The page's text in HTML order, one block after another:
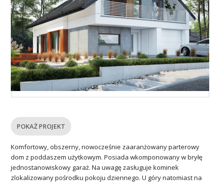
POKAŻ PROJEKT
Komfortowy, obszerny, nowocześnie zaaranżowany parterowy
dom z poddaszem użytkowym. Posiada wkomponowany w bryłę
jednostanowiskowy garaż. Na uwagę zasługuje kominek
zlokalizowany pośrodku pokoju dziennego. U góry natomiast na